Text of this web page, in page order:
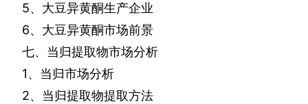
5、大豆异黄酮生产企业
6、大豆异黄酮市场前景
七、当归提取物市场分析
1、当归市场分析
2、当归提取物提取方法